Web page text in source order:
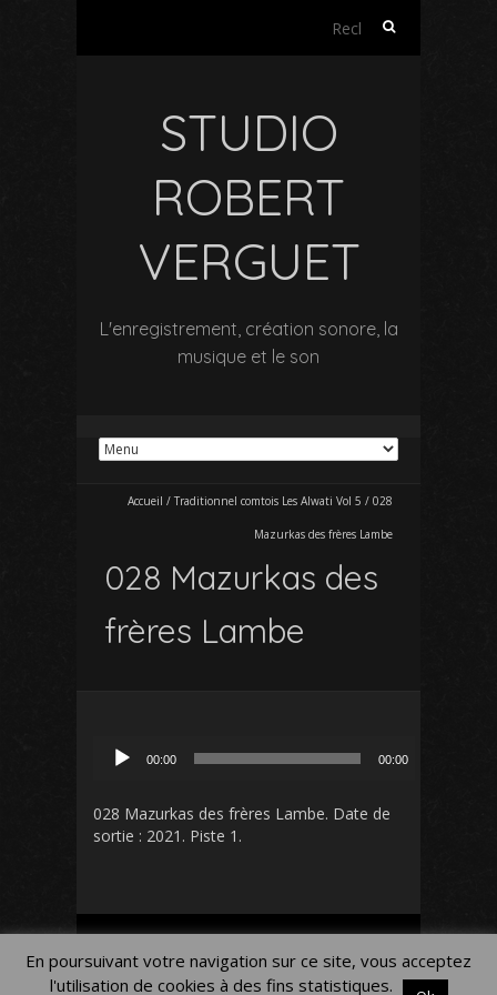
Rechercher :
STUDIO
ROBERT
VERGUET
L'enregistrement, création sonore, la
musique et le son
Accueil / Traditionnel comtois Les Alwati Vol 5 / 028
Mazurkas des frères Lambe
028 Mazurkas des
frères Lambe
00:00 00:00
028 Mazurkas des frères Lambe. Date de
sortie : 2021. Piste 1.
Mentions légales
En poursuivant votre navigation sur ce site, vous acceptez
l'utilisation de cookies à des fins statistiques.